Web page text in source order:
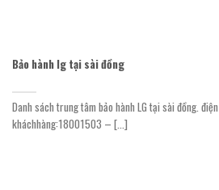
Bảo hành lg tại sài đồng
Danh sách trung tâm bảo hành LG tại sài đồng.
kháchhàng:18001503 – [...]